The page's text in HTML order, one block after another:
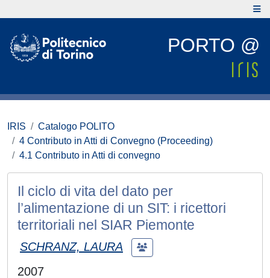
PORTO @
IRIS
Catalogo POLITO
4 Contributo in Atti di Convegno (Proceeding)
4.1 Contributo in Atti di convegno
Il ciclo di vita del dato per
l’alimentazione di un SIT: i ricettori
territoriali nel SIAR Piemonte
SCHRANZ, LAURA
2007